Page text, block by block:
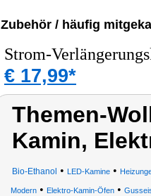
Zubehör / häufig
Strom-
€ 17,99*
Themen-
Kamin,
Bio-Ethanol • LED-Kamine•
Modern • Elektro-Kamin-Öfen •